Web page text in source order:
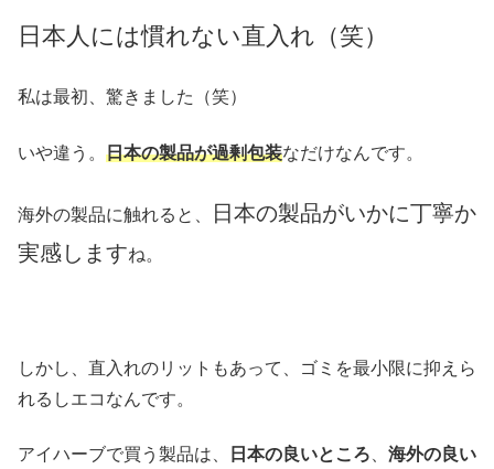
日本人には慣れない直入れ（笑）
私は最初、驚きました（笑）
いや違う。 日本の製品が過剰包装なだけなんです。
海外の製品に触れると、
日本の製品がいかに丁寧か
実感しますね。
しかし、直入れのリットもあって、ゴミを最小限に抑えら
れるしエコなんです。
アイハーブで買う製品は、 日本の良いところ
海外の良い